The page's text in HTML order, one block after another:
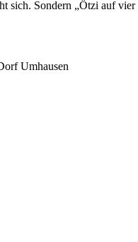
Sondern „Ötzi auf
Umhausen